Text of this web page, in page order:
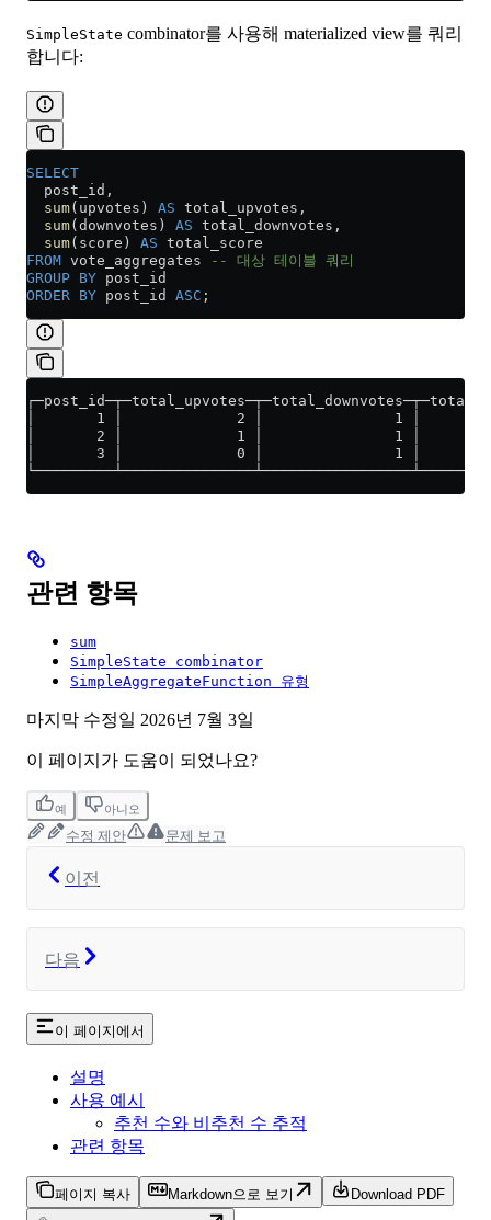
SimpleState combinator를 사용해 materialized view를 쿼리
합니다:
SELECT
  post_id,
  sum
(upvotes) AS total_upvotes,
  sum
(downvotes) AS total_downvotes,
  sum
(score) AS total_score
FROM vote_aggregates
-- 대상 테이블 쿼리
GROUP BY post_id
ORDER BY post_id ASC ;
│       1 │             2 │               1 │
│       2 │             1 │               1 │
│       3 │             0 │               1 │
관련 항목
sum
SimpleState combinator
SimpleAggregateFunction 유형
마지막 수정일 2026년 7월 3일
이 페이지가 도움이 되었나요?
예 아니오
수정 제안 문제 보고
이전
다음
이 페이지에서
설명
사용 예시
추천 수와 비추천 수 추적
관련 항목
페이지 복사 Markdown으로 보기
Download PDF